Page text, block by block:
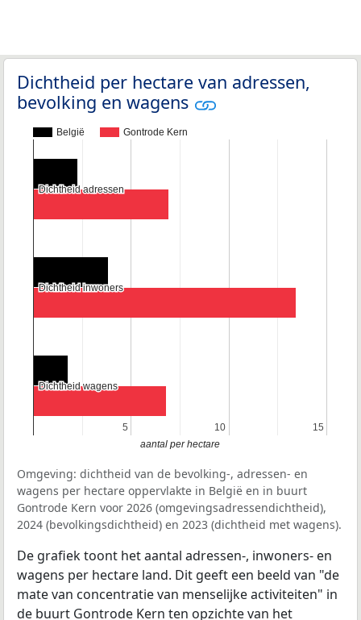
Dichtheid per hectare van adressen,
bevolking en wagens
België Gontrode Kern
5
5 10
10 15
15
Dichtheid adressen
Dichtheid adressen
Dichtheid inwoners
Dichtheid inwoners
Dichtheid wagens
Dichtheid wagens
aantal per hectare
Omgeving: dichtheid van de bevolking-, adressen- en
wagens per hectare oppervlakte in België en in buurt
Gontrode Kern voor 2026 (omgevingsadressendichtheid),
2024 (bevolkingsdichtheid) en 2023 (dichtheid met wagens).
De grafiek toont het aantal adressen-, inwoners- en
wagens per hectare land. Dit geeft een beeld van "de
mate van concentratie van menselijke activiteiten" in
de buurt Gontrode Kern ten opzichte van het